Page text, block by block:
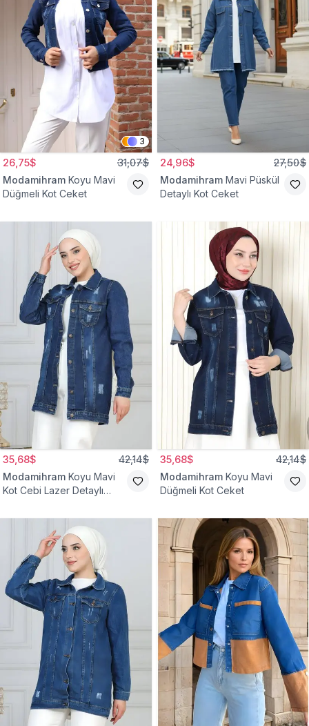
3
26,75$ 31,07$
Modamihram Koyu Mavi
Düğmeli Kot Ceket
24,96$ 27,50$
Modamihram Mavi Püskül
Detaylı Kot Ceket
35,68$ 42,14$
Modamihram Koyu Mavi
Kot Cebi Lazer Detaylı
35,68$ 42,14$
Modamihram Koyu Mavi
Düğmeli Kot Ceket